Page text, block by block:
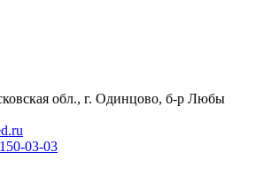
обл., г. Одинцово, б-р Любы
03-03